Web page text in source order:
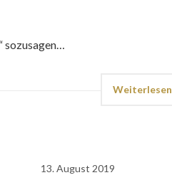
sozusagen…
Weiterlesen
13. August 2019